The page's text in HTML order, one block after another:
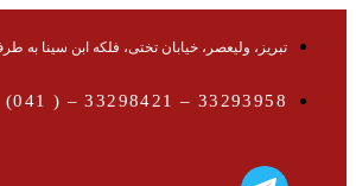
تبریز، ولیعصر، خیابان تختی، فلکه ابن سینا به
33293958 – 33298421 – ( 041)